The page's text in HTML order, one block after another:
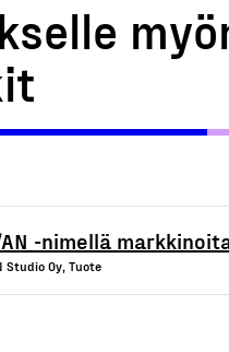
AN -nimellä
Studio Oy, Tuote